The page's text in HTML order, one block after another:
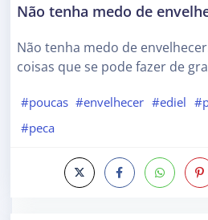
Não tenha medo de
Não tenha medo de
coisas que se pode fazer de
#poucas #envelhecer #ediel
#peca